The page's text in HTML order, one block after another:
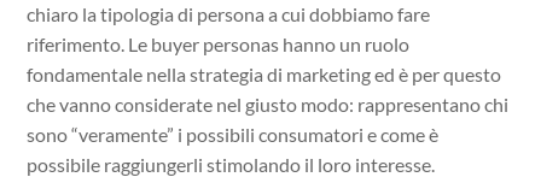
chiaro la tipologia di persona a cui dobbiamo fare
riferimento. Le buyer personas hanno un ruolo
fondamentale nella strategia di marketing ed è per questo
che vanno considerate nel giusto modo: rappresentano chi
sono “veramente” i possibili consumatori e come è
possibile raggiungerli stimolando il loro interesse.